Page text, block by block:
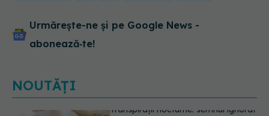
Urmărește-ne și pe Google News -
abonează‑te!
NOUTĂȚI